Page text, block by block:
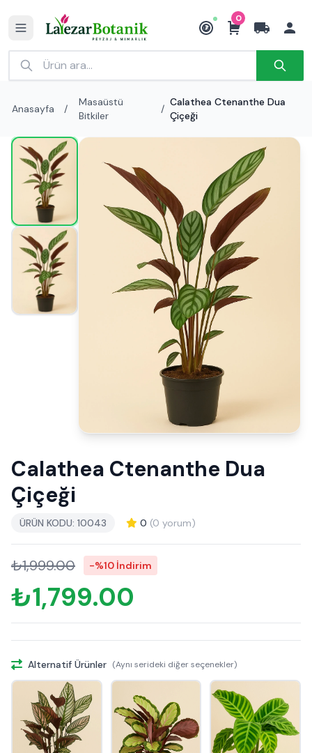
₺
0
Anasayfa /
Masaüstü
Bitkiler
/
Calathea Ctenanthe Dua
Çiçeği
Calathea Ctenanthe Dua
Çiçeği
ÜRÜN KODU: 10043 0 (0 yorum)
₺1,999.00 -%10 İndirim
₺1,799.00
Alternatif Ürünler (Aynı serideki diğer seçenekler)